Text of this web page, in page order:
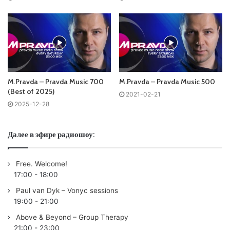
Слушай и добавляй плейлист VK:
Tracklist:
Coming soon…
ARMADA
02. Nitrous Oxide & Farius – Eterna | ENHANCED PROG
03.Ferry Corsten
AVIRA – Rise Up | FLASHOVER
04.Paul van Dyk& John 00 Fleming – Against The
Algorithm | VANDIT
05. Aly & Fila with Ferry Tayle – Take Me Higher (Mirage
Remix) | FSOE
M.Pravda – Pravda Music 700
(Best of 2025)
2025-12-28
M.Pravda – Pravda Music 500
2021-02-21
Далее в эфире радиошоу:
Free. Welcome!
17:00 - 18:00
Paul van Dyk – Vonyc sessions
19:00 - 21:00
Above & Beyond – Group Therapy
21:00 - 23:00